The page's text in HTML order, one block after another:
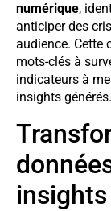
numérique,
anticiper des
audience. Cette
mots-clés à
indicateurs à
insights générés.